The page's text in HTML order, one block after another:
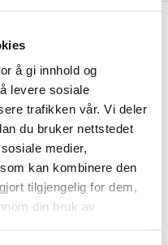
å gi innhold og
levere sosiale
trafikken vår. Vi deler
du bruker nettstedet
medier,
kan kombinere den
tilgjengelig for dem,
din bruk av
Hent
varehus.
også kjøpt